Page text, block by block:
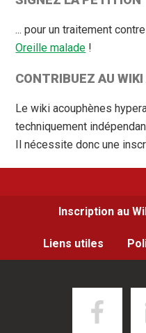
... pour un traitement
Oreille malade !
CONTRIBUEZ AU
Le wiki acouphènes
techniquement
Il nécessite donc une
Inscription au
Liens utiles